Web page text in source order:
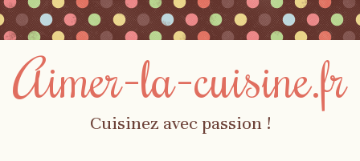
Aimer-la-cuisine.fr
Cuisinez avec passion !